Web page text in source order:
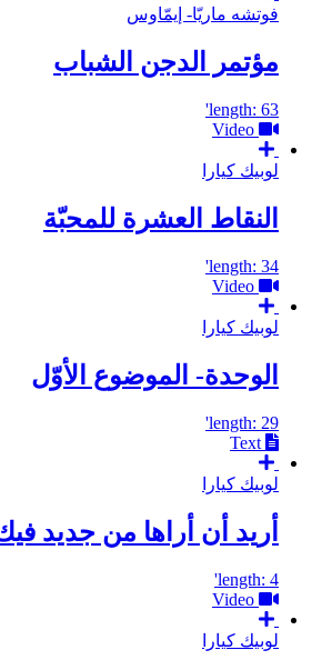
فوتشه ماريّا- إيمّاوس
مؤتمر الدجن الشباب
length: 63'
لوبيك كيارا
النقاط العشرة للمحبّة
length: 34'
لوبيك كيارا
الوحدة- الموضوع الأوّل
length: 29'
لوبيك كيارا
أريد أن أراها من جديد
length: 4'
لوبيك كيارا